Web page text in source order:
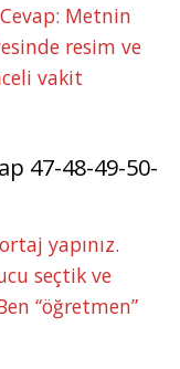
Metnin
resim ve
vakit
47-48-49-50-
yapınız.
seçtik ve
“öğretmen”